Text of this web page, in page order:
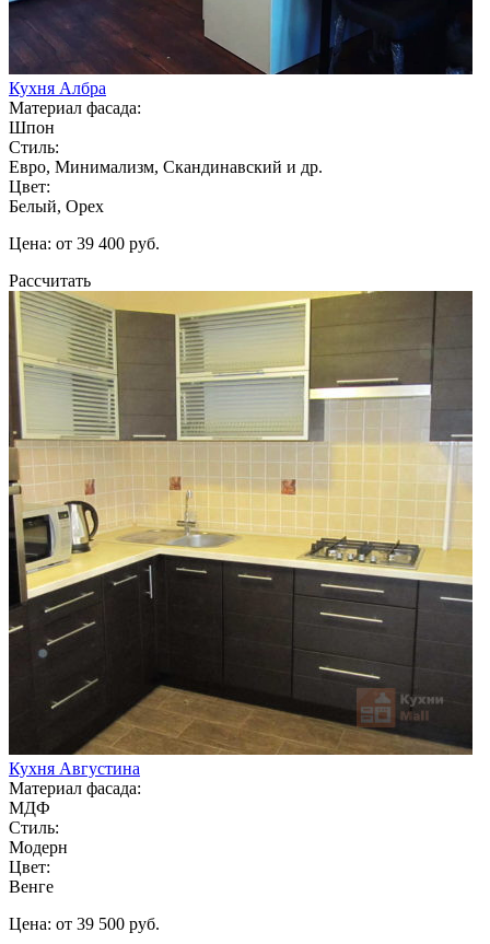
Кухня Албра
Материал фасада:
Шпон
Стиль:
Евро, Минимализм, Скандинавский и др.
Цвет:
Белый, Орех
Цена: от 39 400 руб.
Рассчитать
Кухня Августина
Материал фасада:
МДФ
Стиль:
Модерн
Цвет:
Венге
Цена: от 39 500 руб.